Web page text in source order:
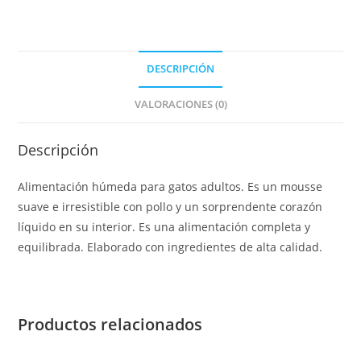
DESCRIPCIÓN
VALORACIONES (0)
Descripción
Alimentación húmeda para gatos adultos. Es un mousse
suave e irresistible con pollo y un sorprendente corazón
líquido en su interior. Es una alimentación completa y
equilibrada. Elaborado con ingredientes de alta calidad.
Productos relacionados